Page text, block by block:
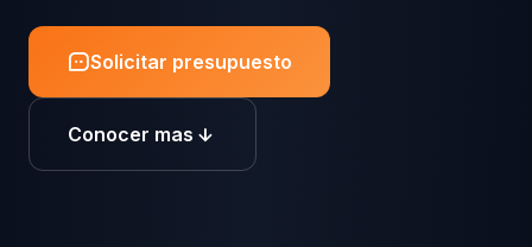
Solicitar presupuesto
Conocer mas